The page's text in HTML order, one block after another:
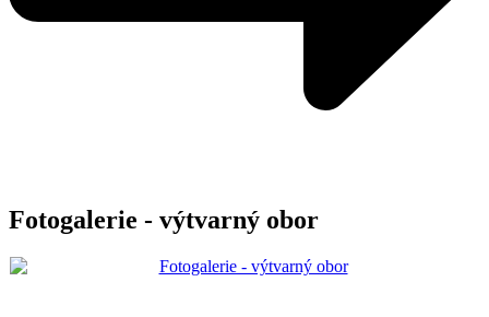
Fotogalerie - výtvarný obor